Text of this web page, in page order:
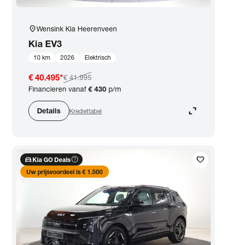
location_onWensink Kia Heerenveen
Kia EV3
10 km 2026 Elektrisch
€ 40.495*€ 41.995
Financieren vanaf€ 430 p/m
Details Krediettabel expand_content
favorite
directions_carKia GO Dealshelp_outline
Uw prijsvoordeel is € 1.500